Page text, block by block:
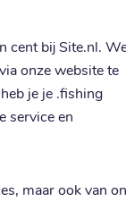
cent bij Site.nl.
onze website te
je je .fishing
service en
maar ook van